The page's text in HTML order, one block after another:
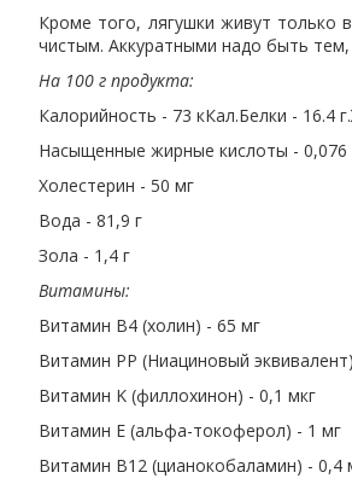
Кроме того, лягушки живут только
чистым. Аккуратными надо быть
На 100 г продукта:
Калорийность - 73 кКал.Белки - 16.4
Насыщенные жирные кислоты - 0,076
Холестерин - 50 мг
Вода - 81,9 г
Зола - 1,4 г
Витамины:
Витамин В4 (холин) - 65 мг
Витамин PP (Ниациновый
Витамин K (филлохинон) - 0,1 мкг
Витамин E (альфа-токоферол) - 1 мг
Витамин B12 (цианокобаламин) - 0,4